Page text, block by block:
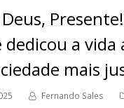
dedicou a
mais
Fernando Sales